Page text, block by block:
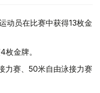
动员在比赛中获得13枚金
枚金牌。
力赛、50米自由泳接力赛